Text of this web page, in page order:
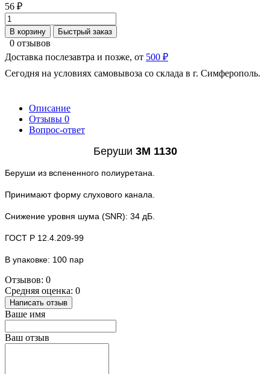
56 ₽
В корзину Быстрый заказ
0 отзывов
Доставка послезавтра и позже, от 500 ₽
Сегодня на условиях самовывоза со склада в г. Симферополь.
Описание
Отзывы 0
Вопрос-ответ
Беруши 3М 1130
Беруши из вспененного полиуретана.
Принимают форму слухового канала.
Снижение уровня шума (SNR): 34 дБ.
ГОСТ Р 12.4.209-99
В упаковке: 100 пар
Отзывов: 0
Средняя оценка: 0
Написать отзыв
Ваше имя
Ваш отзыв